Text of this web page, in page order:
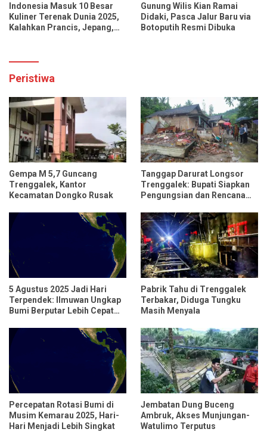
Indonesia Masuk 10 Besar
Kuliner Terenak Dunia 2025,
Kalahkan Prancis, Jepang,
Gunung Wilis Kian Ramai
Didaki, Pasca Jalur Baru via
Botoputih Resmi Dibuka
Peristiwa
Gempa M 5,7 Guncang
Trenggalek, Kantor
Kecamatan Dongko Rusak
Tanggap Darurat Longsor
Trenggalek: Bupati Siapkan
Pengungsian dan Rencana
5 Agustus 2025 Jadi Hari
Terpendek: Ilmuwan Ungkap
Bumi Berputar Lebih Cepat
Pabrik Tahu di Trenggalek
Terbakar, Diduga Tungku
Masih Menyala
Percepatan Rotasi Bumi di
Musim Kemarau 2025, Hari-
Hari Menjadi Lebih Singkat
Jembatan Dung Buceng
Ambruk, Akses Munjungan-
Watulimo Terputus